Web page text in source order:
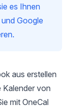
es Ihnen
Google
aus erstellen
Kalender von
mit OneCal